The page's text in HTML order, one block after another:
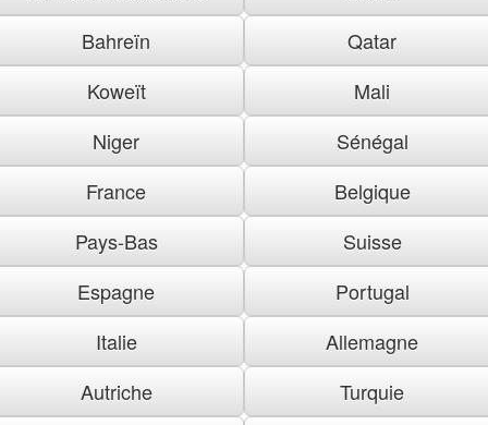
Bahreïn
Qatar
Koweït
Mali
Niger
Sénégal
France
Belgique
Pays-Bas
Suisse
Espagne
Portugal
Italie
Allemagne
Autriche
Turquie